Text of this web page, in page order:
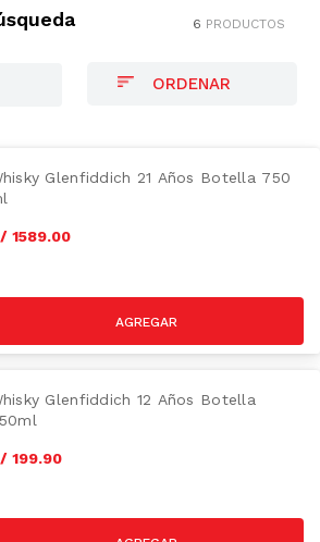
6 PRODUCTOS
Glenfiddich 21 Años Botella 750
1589.00
Glenfiddich 12 Años Botella
199.90